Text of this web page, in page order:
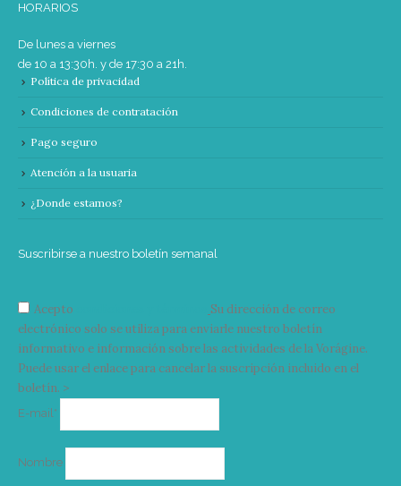
HORARIOS
De lunes a viernes
de 10 a 13:30h. y de 17:30 a 21h.
Política de privacidad
Condiciones de contratación
Pago seguro
Atención a la usuaria
¿Donde estamos?
Suscribirse a nuestro boletín semanal
Acepto
Su dirección de correo
electrónico solo se utiliza para enviarle nuestro boletín
informativo e información sobre las actividades de la Vorágine.
Puede usar el enlace para cancelar la suscripción incluido en el
boletín. >
E-mail*
Nombre